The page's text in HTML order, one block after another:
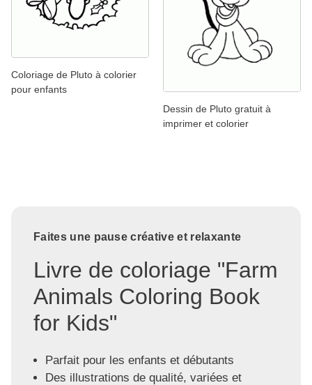
Coloriage de Pluto à colorier
pour enfants
Dessin de Pluto gratuit à
imprimer et colorier
Faites une pause créative et relaxante
Livre de coloriage "Farm
Animals Coloring Book
for Kids"
Parfait pour les enfants et débutants
Des illustrations de qualité, variées et